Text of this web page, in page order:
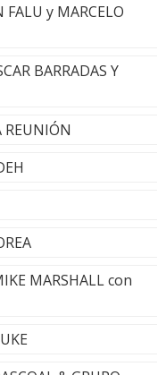
y MARCELO
BARRADAS Y
MARSHALL con